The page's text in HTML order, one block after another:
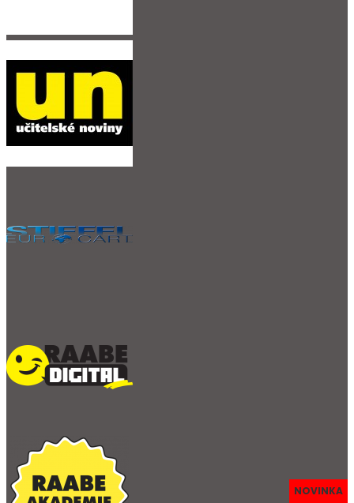
NOVINKA